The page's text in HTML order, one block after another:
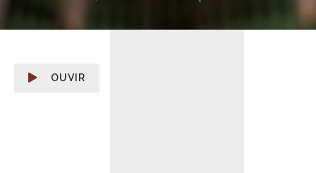
OUVIR